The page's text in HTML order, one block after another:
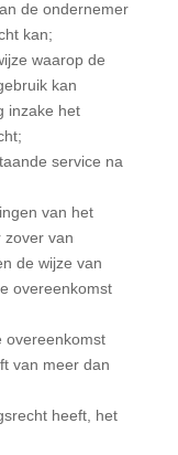
de ondernemer
kan;
waarop de
kan
inzake het
service na
van het
zover van
de wijze van
overeenkomst
overeenkomst
van meer dan
heeft, het